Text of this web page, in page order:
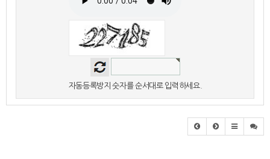
자동등록방지 숫자를 순서대로 입력하세요.